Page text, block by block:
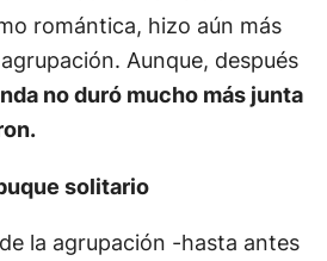
romántica, hizo aún más
Aunque, después
no duró mucho más junta
solitario
la agrupación -hasta antes